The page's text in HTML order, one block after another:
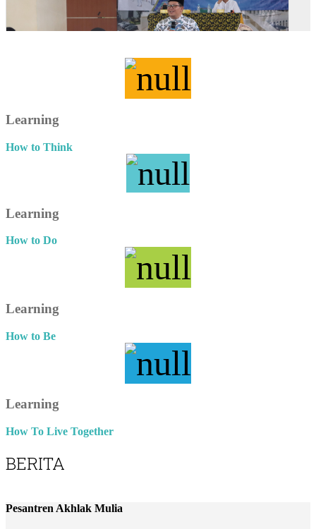
Learning
How to Think
Learning
How to Do
Learning
How to Be
Learning
How To Live Together
BERITA
Pesantren Akhlak Mulia